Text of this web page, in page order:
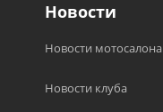
Новости
Новости мотосалона
Новости клуба